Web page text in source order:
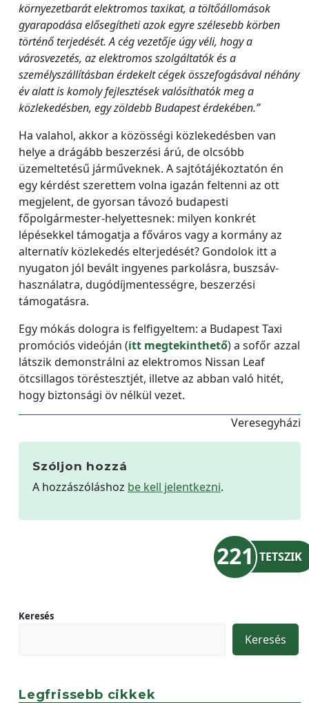
környezetbarát elektromos taxikat, a töltőállomások
gyarapodása elősegítheti azok egyre szélesebb körben
történő terjedését. A cég vezetője úgy véli, hogy a
városvezetés, az elektromos szolgáltatók és a
személyszállításban érdekelt cégek összefogásával néhány
év alatt is komoly fejlesztések valósíthatók meg a
közlekedésben, egy zöldebb Budapest érdekében.”
Ha valahol, akkor a közösségi közlekedésben van
helye a drágább beszerzési árú, de olcsóbb
üzemeltetésű járműveknek. A sajtótájékoztatón én
egy kérdést szerettem volna igazán feltenni az ott
megjelent, de gyorsan távozó budapesti
főpolgármester-helyettesnek: milyen konkrét
lépésekkel támogatja a főváros vagy a kormány az
alternatív közlekedés elterjedését? Gondolok itt a
nyugaton jól bevált ingyenes parkolásra, buszsáv-
használatra, dugódíjmentességre, beszerzési
támogatásra.
Egy mókás dologra is felfigyeltem: a Budapest Taxi
promóciós videóján (itt megtekinthető) a sofőr azzal
látszik demonstrálni az elektromos Nissan Leaf
ötcsillagos töréstesztjét, illetve az abban való hitét,
hogy biztonsági öv nélkül vezet.
Veresegyházi
Szóljon hozzá
A hozzászóláshoz be kell jelentkezni.
221 TETSZIK
Keresés
Keresés
Legfrissebb cikkek